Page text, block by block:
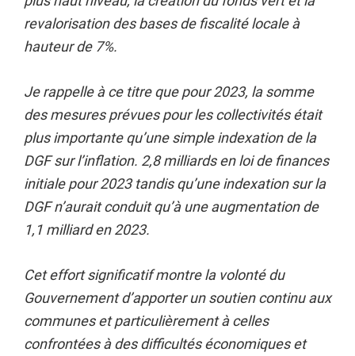
revalorisation des bases de fiscalité locale à
hauteur de 7%.
Je rappelle à ce titre que pour 2023, la somme
des mesures prévues pour les collectivités était
plus importante qu’une simple indexation de la
DGF sur l’inflation. 2,8 milliards en loi de finances
initiale pour 2023 tandis qu’une indexation sur la
DGF n’aurait conduit qu’à une augmentation de
1,1 milliard en 2023.
Cet effort significatif montre la volonté du
Gouvernement d’apporter un soutien continu aux
communes et particulièrement à celles
confrontées à des difficultés économiques et